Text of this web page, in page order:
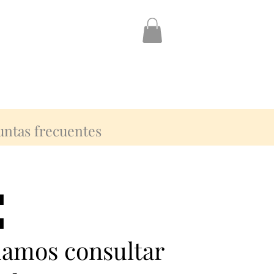
frecuentes
consultar